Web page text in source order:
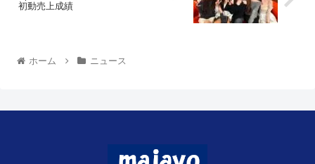
Apink 11thミニアルバム「RE : LOVE」
初動売上成績
ホーム ニュース